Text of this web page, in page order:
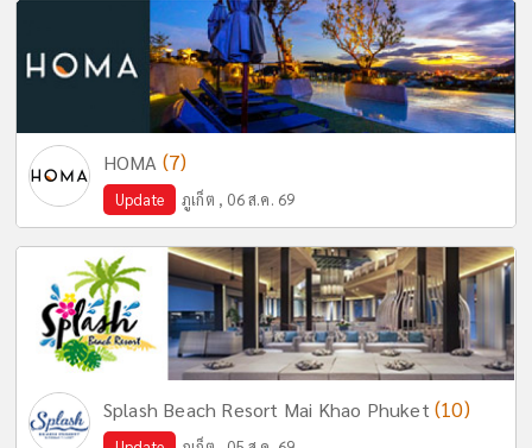
HOMA (7)
Update ภูเก็ต , 06 ส.ค. 69
Splash Beach Resort Mai Khao Phuket (10)